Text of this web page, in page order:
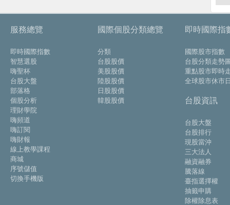
服務總覽
即時國際指數
智慧選股
嗨聖杯
台股大盤
部落格
個股分析
理財學院
嗨頻道
嗨訂閱
嗨財報
線上教學課程
商城
序號儲值
切換手機版
國際個股分類總覽
分類
台股股價
美股股價
陸股股價
日股股價
韓股股價
即時國際指
國際股市指數
台股分類走勢
重點股市即時
全球股市休市
台股資訊
台股大盤
台股排行
現股當沖
三大法人
融資融券
騰落線
臺指選擇權
抽籤申購
除權除息表